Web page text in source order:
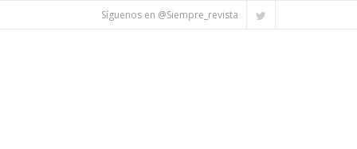
Síguenos en @Siempre_revista